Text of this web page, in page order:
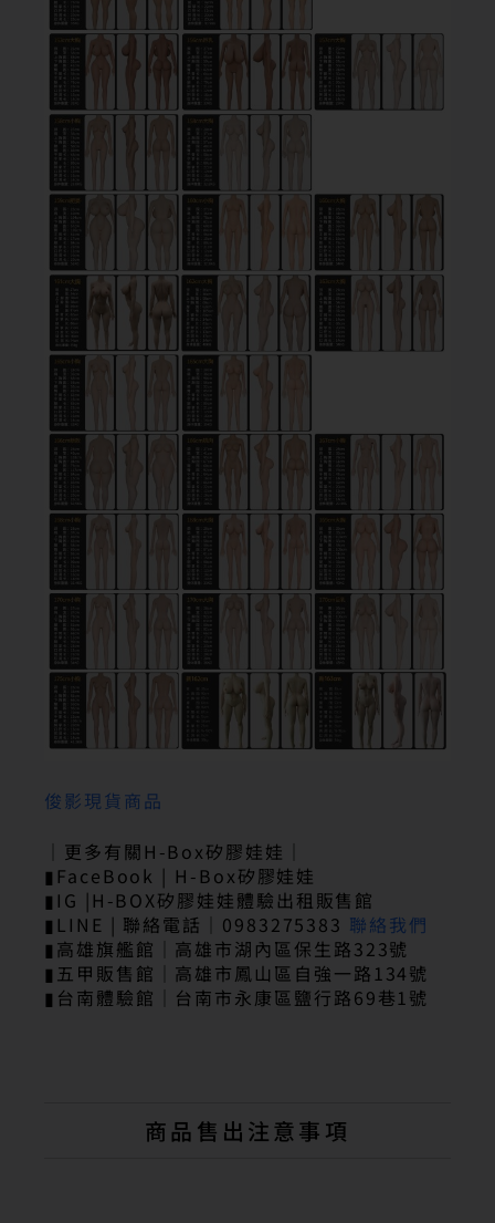
俊影現貨商品
｜更多有關H-Box矽膠娃娃｜
▮FaceBook | H-Box矽膠娃娃
▮IG |H-BOX矽膠娃娃體驗出租販售館
▮LINE | 聯絡電話｜0983275383 聯絡我們
▮高雄旗艦館｜高雄市湖內區保生路323號
▮五甲販售館｜高雄市鳳山區自強一路134號
▮台南體驗館｜台南市永康區鹽行路69巷1號
商品售出注意事項